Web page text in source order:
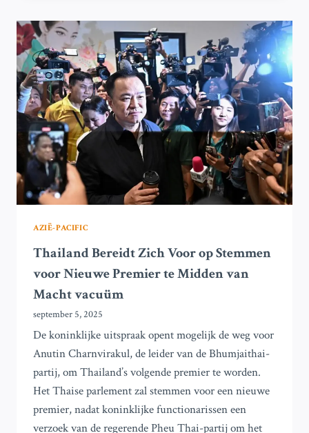
4-
DAAGSE
WERKWEEK
EN
HALVE
WERKDAGEN
VOOR
OVERWERKTE
WERKNEMERS
AZIË-PACIFIC
Thailand Bereidt Zich Voor op Stemmen
voor Nieuwe Premier te Midden van
Macht vacuüm
september 5, 2025
De koninklijke uitspraak opent mogelijk de weg voor
Anutin Charnvirakul, de leider van de Bhumjaithai-
partij, om Thailand’s volgende premier te worden.
Het Thaise parlement zal stemmen voor een nieuwe
premier, nadat koninklijke functionarissen een
verzoek van de regerende Pheu Thai-partij om het